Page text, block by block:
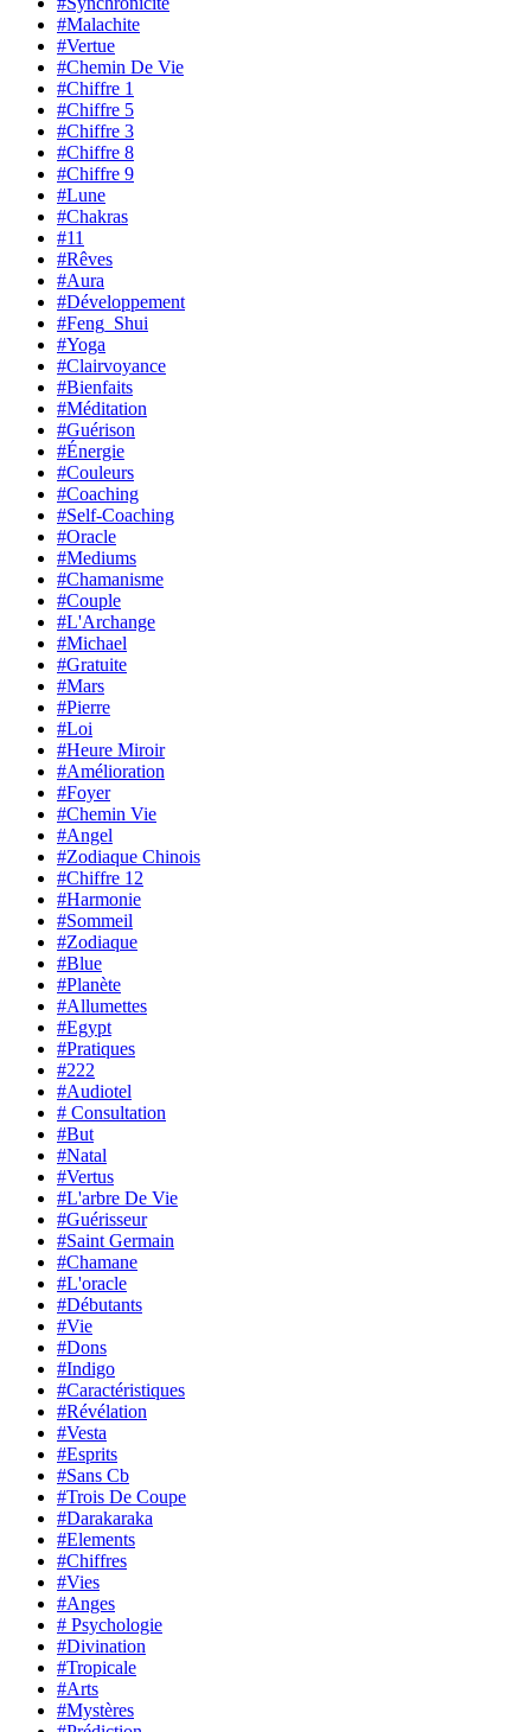
#Malachite
#Vertue
#Chemin De Vie
#Chiffre 1
#Chiffre 5
#Chiffre 3
#Chiffre 8
#Chiffre 9
#Lune
#Chakras
#11
#Rêves
#Aura
#Développement
#Feng_Shui
#Yoga
#Clairvoyance
#Bienfaits
#Méditation
#Guérison
#Énergie
#Couleurs
#Coaching
#Self-Coaching
#Oracle
#Mediums
#Chamanisme
#Couple
#L'Archange
#Michael
#Gratuite
#Mars
#Pierre
#Loi
#Heure Miroir
#Amélioration
#Foyer
#Chemin Vie
#Angel
#Zodiaque Chinois
#Chiffre 12
#Harmonie
#Sommeil
#Zodiaque
#Blue
#Planète
#Allumettes
#Egypt
#Pratiques
#222
#Audiotel
# Consultation
#But
#Natal
#Vertus
#L'arbre De Vie
#Guérisseur
#Saint Germain
#Chamane
#L'oracle
#Débutants
#Vie
#Dons
#Indigo
#Caractéristiques
#Révélation
#Vesta
#Esprits
#Sans Cb
#Trois De Coupe
#Darakaraka
#Elements
#Chiffres
#Vies
#Anges
# Psychologie
#Divination
#Tropicale
#Arts
#Mystères